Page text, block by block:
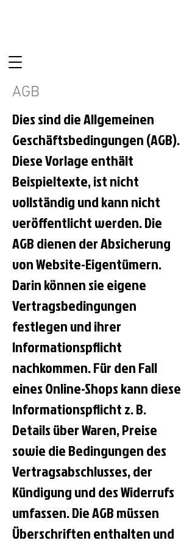
AGB
Dies sind die Allgemeinen
Geschäftsbedingungen (AGB).
Diese Vorlage enthält
Beispieltexte, ist nicht
vollständig und kann nicht
veröffentlicht werden. Die
AGB dienen der Absicherung
von Website-Eigentümern.
Darin können sie eigene
Vertragsbedingungen
festlegen und ihrer
Informationspflicht
nachkommen. Für den Fall
eines Online-Shops kann diese
Informationspflicht z. B.
Details über Waren, Preise
sowie die Bedingungen des
Vertragsabschlusses, der
Kündigung und des Widerrufs
umfassen. Die AGB müssen
Überschriften enthalten und